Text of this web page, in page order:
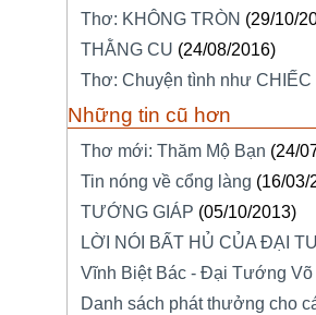
Thơ: KHÔNG TRÒN (29/10/
THẰNG CU (24/08/2016)
Thơ: Chuyện tình như CHIẾC
Những tin cũ hơn
Thơ mới: Thăm Mộ Bạn (24/
Tin nóng về cổng làng (16/03/
TƯỚNG GIÁP (05/10/2013)
LỜI NÓI BẤT HỦ CỦA ĐẠI
Vĩnh Biệt Bác - Đại Tướng Võ
Danh sách phát thưởng cho